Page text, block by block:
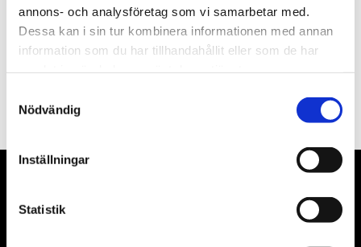
annons- och analysföretag som vi samarbetar med.
Dessa kan i sin tur kombinera informationen med annan
information som du har tillhandahållit eller som de har
Nödvändig
Inställningar
Statistik
PRENUMERERA
integritetspolicy.
Våra främsta leverantörer är KS Tools verktyg, ATH billyftar